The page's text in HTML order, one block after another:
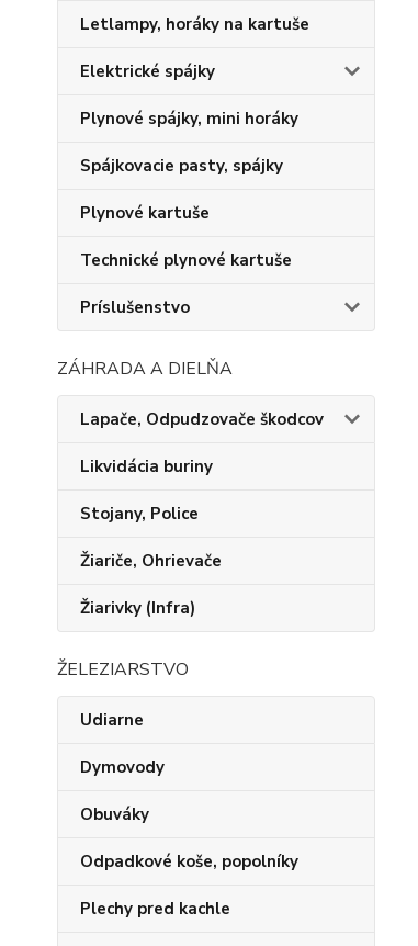
Letlampy, horáky na kartuše
Elektrické spájky
Plynové spájky, mini horáky
Spájkovacie pasty, spájky
Plynové kartuše
Technické plynové kartuše
Príslušenstvo
ZÁHRADA A DIELŇA
Lapače, Odpudzovače škodcov
Likvidácia buriny
Stojany, Police
Žiariče, Ohrievače
Žiarivky (Infra)
ŽELEZIARSTVO
Udiarne
Dymovody
Obuváky
Odpadkové koše, popolníky
Plechy pred kachle